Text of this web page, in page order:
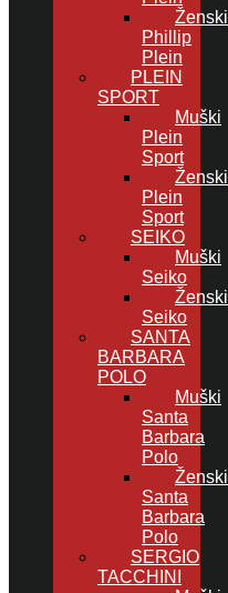
Ženski
Phillip
Plein
PLEIN
SPORT
Muški
Plein
Sport
Ženski
Plein
Sport
SEIKO
Muški
Seiko
Ženski
Seiko
SANTA
BARBARA
POLO
Muški
Santa
Barbara
Polo
Ženski
Santa
Barbara
Polo
SERGIO
TACCHINI